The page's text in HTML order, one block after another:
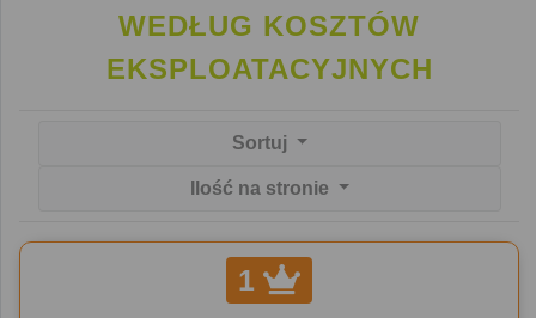
WEDŁUG KOSZTÓW
EKSPLOATACYJNYCH
Sortuj
Ilość na stronie
1